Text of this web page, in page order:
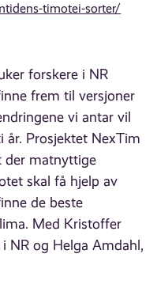
timotei-sorter/
forskere i NR
frem til versjoner
vi antar vil
Prosjektet NexTim
der matnyttige
skal få hjelp av
de beste
Med Kristoffer
NR og Helga Amdahl,